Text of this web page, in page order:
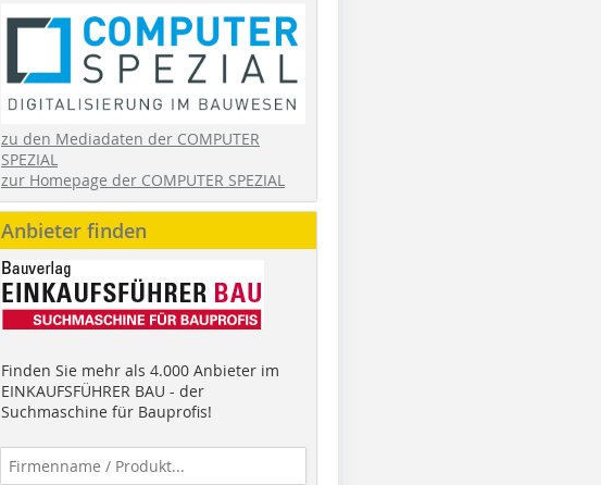
zu den Mediadaten der COMPUTER
SPEZIAL
zur Homepage der COMPUTER SPEZIAL
Anbieter finden
Finden Sie mehr als 4.000 Anbieter im
EINKAUFSFÜHRER BAU - der
Suchmaschine für Bauprofis!